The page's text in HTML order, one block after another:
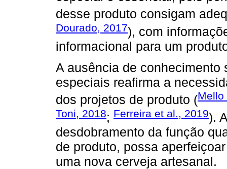
desse produto consigam
Dourado, 2017), com
informacional para um
A ausência de conhecimento
especiais reafirma a
dos projetos de produto (Mello
Toni, 2018; Ferreira et al., 2019).
desdobramento da função
de produto, possa
uma nova cerveja artesanal.